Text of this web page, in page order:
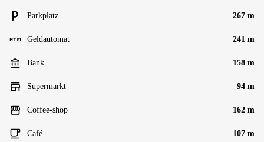
Parkplatz 267 m
Geldautomat 241 m
Bank 158 m
Supermarkt 94 m
Coffee-shop 162 m
Café 107 m